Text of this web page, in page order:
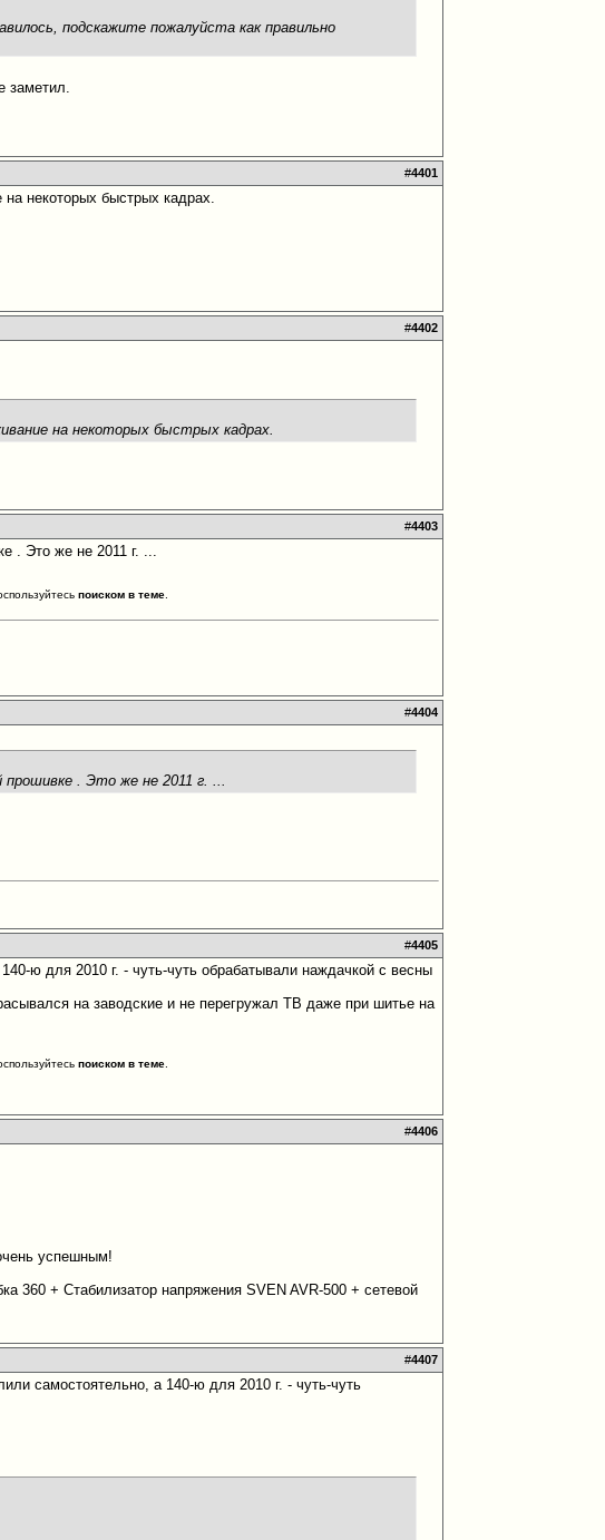
подскажите пожалуйста как правильно
заметил.
#4401
некоторых быстрых кадрах.
#4402
на некоторых быстрых кадрах.
#4403
. Это же не 2011 г. ...
поиском в теме
#4404
прошивке. Это же не 2011 г. ...
#4405
ю для 2010 г. - чуть-чуть обрабатывали наждачкой с весны
на заводские и не перегружал ТВ даже при шитье на
поиском в теме
#4406
успешным!
360 + Стабилизатор напряжения SVEN AVR-500 + сетевой
#4407
самостоятельно, а 140-ю для 2010 г. - чуть-чуть